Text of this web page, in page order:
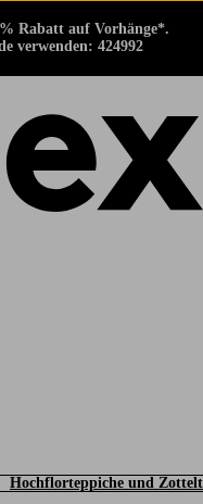
Rabatt auf Vorhänge*.
verwenden: 424992
gehen
Hochflorteppiche und